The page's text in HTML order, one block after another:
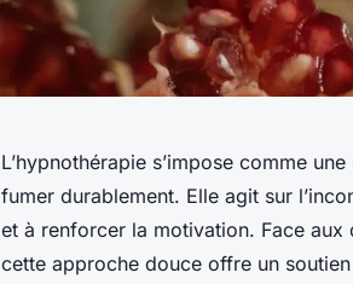
L’hypnothérapie s’impose comme
fumer durablement. Elle agit sur
et à renforcer la motivation. Face
cette approche douce offre un